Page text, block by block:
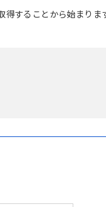
することから始まり